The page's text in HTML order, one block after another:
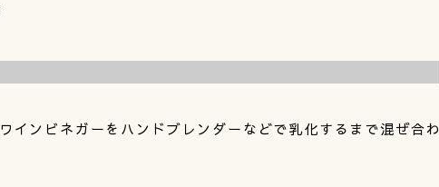
ンビネガーをハンドブレンダーなどで乳化するまで混ぜ合わ